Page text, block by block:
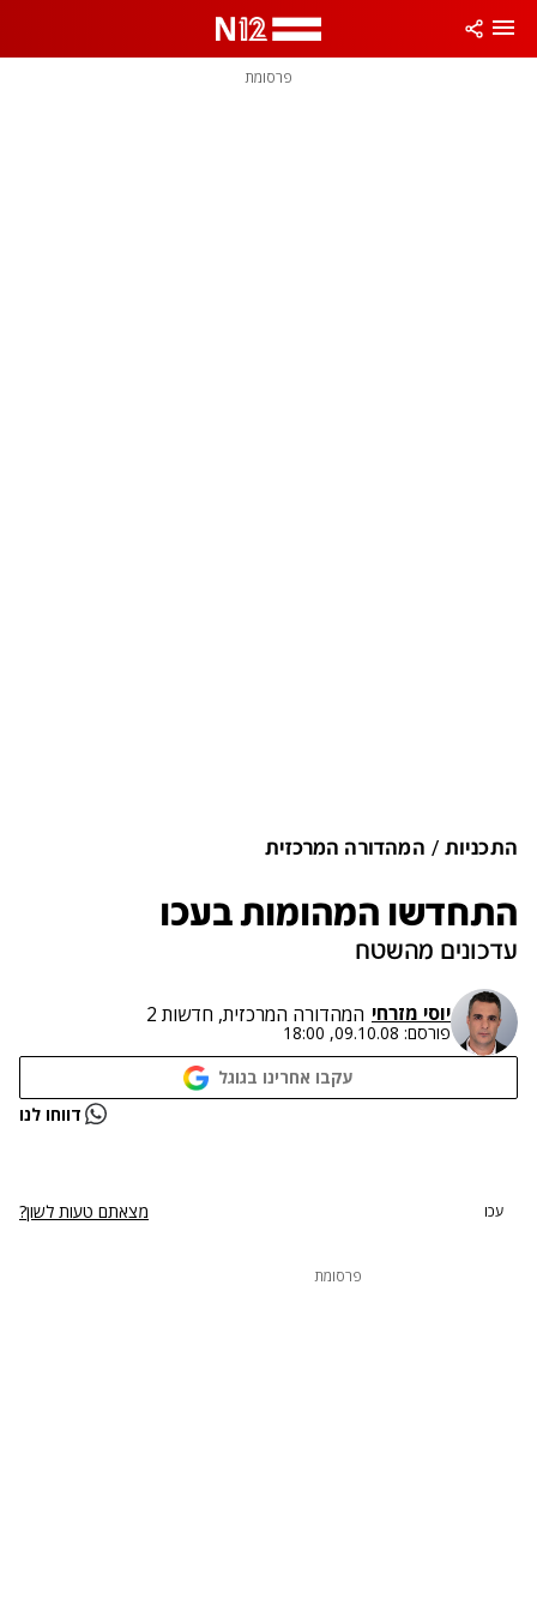
פרסומת
התכניות המהדורה המרכזית
התחדשו המהומות בעכו
עדכונים מהשטח
יוסי מזרחי המהדורה המרכזית, חדשות 2
פורסם: 09.10.08, 18:00
עקבו אחרינו בגוגל
נתקלנו בבעיה דווחו לנו
עכו מצאתם טעות לשון?
פרסומת